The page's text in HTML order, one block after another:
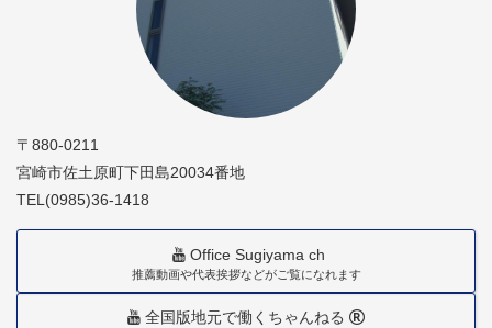
〒880-0211
宮崎市佐土原町下田島20034番地
TEL(0985)36-1418
Office Sugiyama ch
推薦動画や代表挨拶などがご覧になれます
全国版地元で働くちゃんねる